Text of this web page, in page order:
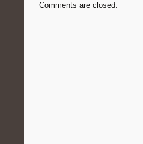
Comments are closed.